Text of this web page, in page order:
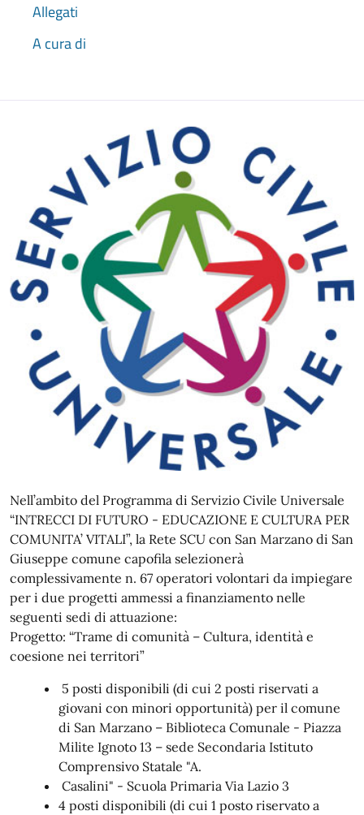
Allegati
A cura di
Nell’ambito del Programma di Servizio Civile Universale
“INTRECCI DI FUTURO - EDUCAZIONE E CULTURA PER
COMUNITA’ VITALI”, la Rete SCU con San Marzano di San
Giuseppe comune capofila selezionerà
complessivamente n. 67 operatori volontari da impiegare
per i due progetti ammessi a finanziamento nelle
seguenti sedi di attuazione:
Progetto: “Trame di comunità – Cultura, identità e
coesione nei territori”
5 posti disponibili (di cui 2 posti riservati a
giovani con minori opportunità) per il comune
di San Marzano – Biblioteca Comunale - Piazza
Milite Ignoto 13 – sede Secondaria Istituto
Comprensivo Statale "A.
Casalini" - Scuola Primaria Via Lazio 3
4 posti disponibili (di cui 1 posto riservato a